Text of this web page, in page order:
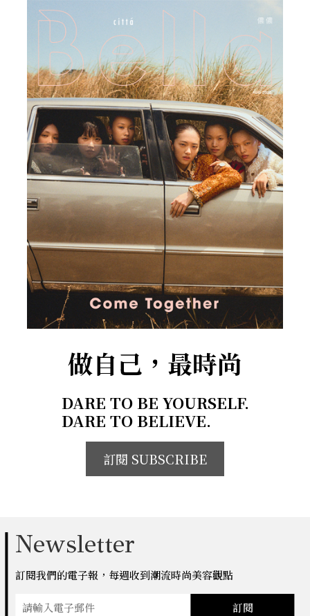
做自己，最時尚
DARE TO BE YOURSELF.
DARE TO BELIEVE.
訂閱 SUBSCRIBE
Newsletter
訂閱我們的電子報，每週收到潮流時尚美容觀點
訂閱